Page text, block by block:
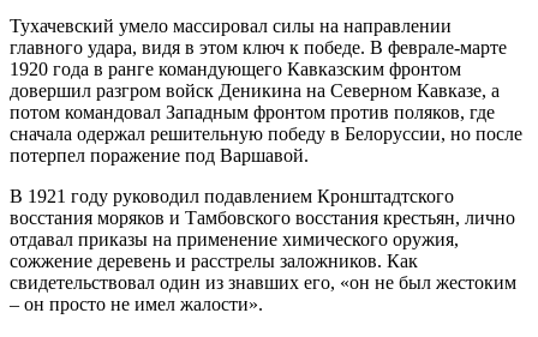
Тухачевский умело массировал силы на направлении
главного удара, видя в этом ключ к победе. В феврале-марте
1920 года в ранге командующего Кавказским фронтом
довершил разгром войск Деникина на Северном Кавказе, а
потом командовал Западным фронтом против поляков, где
сначала одержал решительную победу в Белоруссии, но после
потерпел поражение под Варшавой.
В 1921 году руководил подавлением Кронштадтского
восстания моряков и Тамбовского восстания крестьян, лично
отдавал приказы на применение химического оружия,
сожжение деревень и расстрелы заложников. Как
свидетельствовал один из знавших его, «он не был жестоким
– он просто не имел жалости».